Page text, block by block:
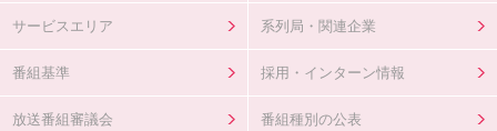
サービスエリア 系列局・関連企業
番組基準 採用・インターン情報
放送番組審議会 番組種別の公表